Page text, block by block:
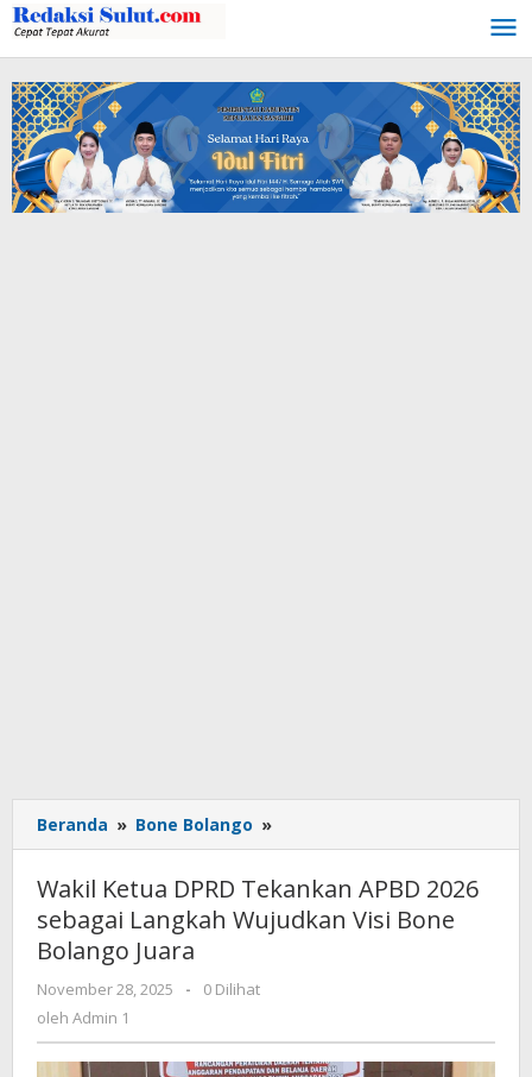
Lewati
ke
konten
Beranda » Bone Bolango »
Ketua
DPRD
Tekankan
APBD
Visi
Wakil Ketua DPRD Tekankan APBD 2026
sebagai Langkah Wujudkan Visi Bone
Bolango Juara
November 28, 2025
oleh
-
0 Dilihat
oleh Admin 1